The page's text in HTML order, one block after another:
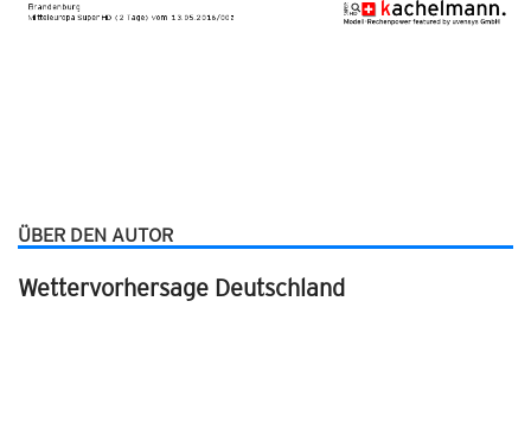
ÜBER DEN AUTOR
Wettervorhersage Deutschland